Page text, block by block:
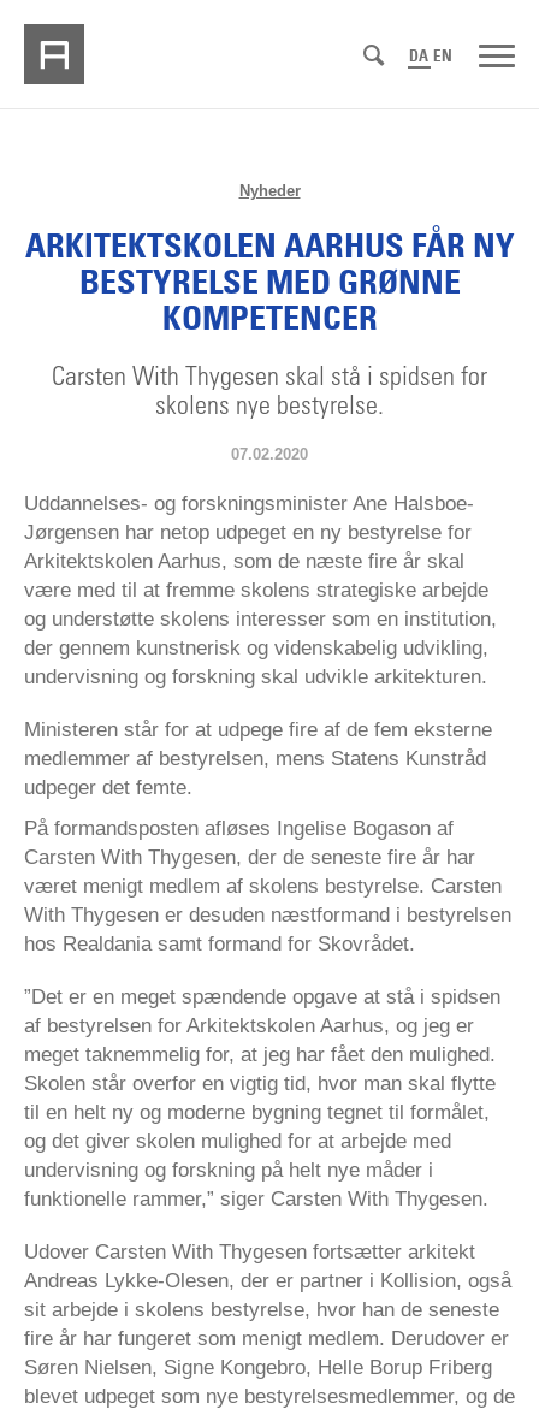
DA EN
Nyheder
ARKITEKTSKOLEN AARHUS FÅR NY
BESTYRELSE MED GRØNNE
KOMPETENCER
Carsten With Thygesen skal stå i spidsen for
skolens nye bestyrelse.
07.02.2020
Uddannelses- og forskningsminister Ane Halsboe-
Jørgensen har netop udpeget en ny bestyrelse for
Arkitektskolen Aarhus, som de næste fire år skal
være med til at fremme skolens strategiske arbejde
og understøtte skolens interesser som en institution,
der gennem kunstnerisk og videnskabelig udvikling,
undervisning og forskning skal udvikle arkitekturen.
Ministeren står for at udpege fire af de fem eksterne
medlemmer af bestyrelsen, mens Statens Kunstråd
udpeger det femte.
På formandsposten afløses Ingelise Bogason af
Carsten With Thygesen, der de seneste fire år har
været menigt medlem af skolens bestyrelse. Carsten
With Thygesen er desuden næstformand i bestyrelsen
hos Realdania samt formand for Skovrådet.
”Det er en meget spændende opgave at stå i spidsen
af bestyrelsen for Arkitektskolen Aarhus, og jeg er
meget taknemmelig for, at jeg har fået den mulighed.
Skolen står overfor en vigtig tid, hvor man skal flytte
til en helt ny og moderne bygning tegnet til formålet,
og det giver skolen mulighed for at arbejde med
undervisning og forskning på helt nye måder i
funktionelle rammer,” siger Carsten With Thygesen.
Udover Carsten With Thygesen fortsætter arkitekt
Andreas Lykke-Olesen, der er partner i Kollision, også
sit arbejde i skolens bestyrelse, hvor han de seneste
fire år har fungeret som menigt medlem. Derudover er
Søren Nielsen, Signe Kongebro, Helle Borup Friberg
blevet udpeget som nye bestyrelsesmedlemmer, og de